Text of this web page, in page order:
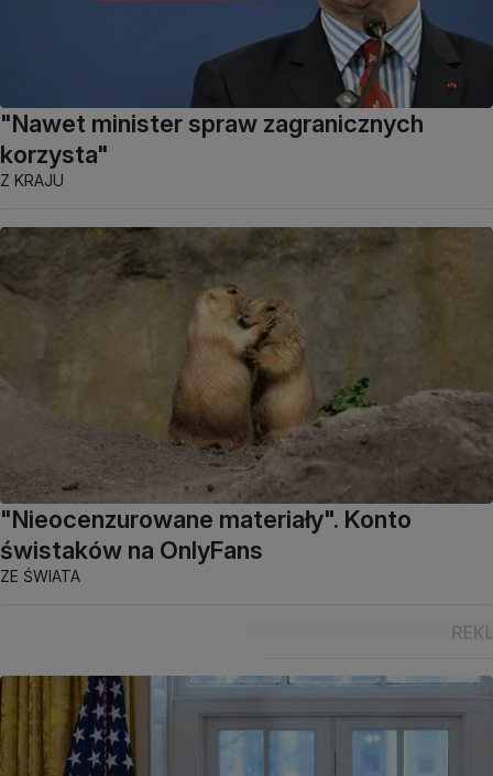
"Nawet minister spraw zagranicznych
korzysta"
Z KRAJU
"Nieocenzurowane materiały". Konto
świstaków na OnlyFans
ZE ŚWIATA